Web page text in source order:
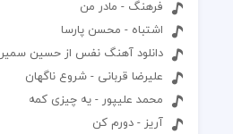
فرهنگ - مادر من
اشتباه - محسن پارسا
دانلود آهنگ نفس از حسین سمیر
علیرضا قربانی - شروع ناگهان
محمد علیپور - یه چیزی کمه
آریز - دورم کن